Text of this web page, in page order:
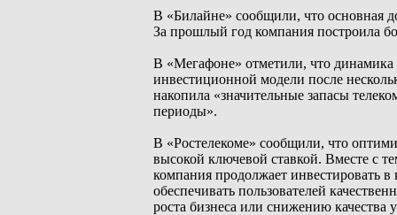
В «Билайне» сообщили, что основная
За прошлый год компания построила
В «Мегафоне» отметили, что динамика
инвестиционной модели после
накопила «значительные запасы
периоды».
В «Ростелекоме» сообщили, что
высокой ключевой ставкой. Вместе с
компания продолжает инвестировать
обеспечивать пользователей
роста бизнеса или снижению качества